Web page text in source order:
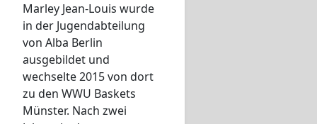
Marley Jean-Louis wurde
in der Jugendabteilung
von Alba Berlin
ausgebildet und
wechselte 2015 von dort
zu den WWU Baskets
Münster. Nach zwei